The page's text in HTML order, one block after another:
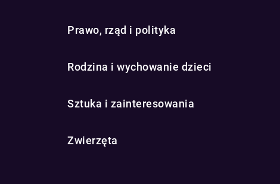
Prawo, rząd i polityka
Rodzina i wychowanie dzieci
Sztuka i zainteresowania
Zwierzęta